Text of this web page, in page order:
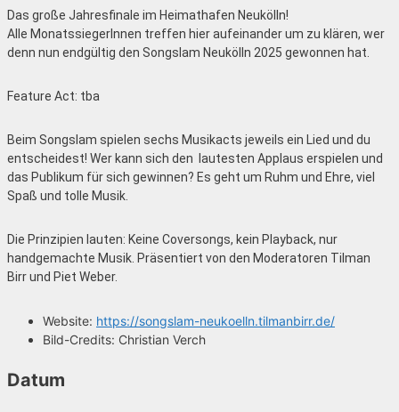
Das große Jahresfinale im Heimathafen Neukölln!
Alle MonatssiegerInnen treffen hier aufeinander um zu klären, wer
denn nun endgültig den Songslam Neukölln 2025 gewonnen hat.
Feature Act: tba
Beim Songslam spielen sechs Musikacts jeweils ein Lied und du
entscheidest! Wer kann sich den lautesten Applaus erspielen und
das Publikum für sich gewinnen? Es geht um Ruhm und Ehre, viel
Spaß und tolle Musik.
Die Prinzipien lauten: Keine Coversongs, kein Playback, nur
handgemachte Musik. Präsentiert von den Moderatoren Tilman
Birr und Piet Weber.
Website: https://songslam-neukoelln.tilmanbirr.de/
Bild-Credits: Christian Verch
Datum